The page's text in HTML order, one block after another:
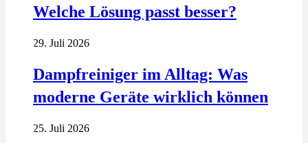
Welche Lösung passt besser?
29. Juli 2026
Dampfreiniger im Alltag: Was
moderne Geräte wirklich können
25. Juli 2026